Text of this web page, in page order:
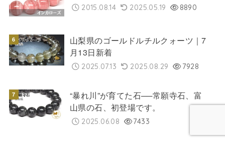
2015.08.14 2025.05.19 8890
山梨県のゴールドルチルクォーツ｜7
月13日新着
2025.07.13 2025.08.29 7928
“暴れ川”が育てた石──常願寺石、富
山県の石、初登場です。
2025.06.08 7433